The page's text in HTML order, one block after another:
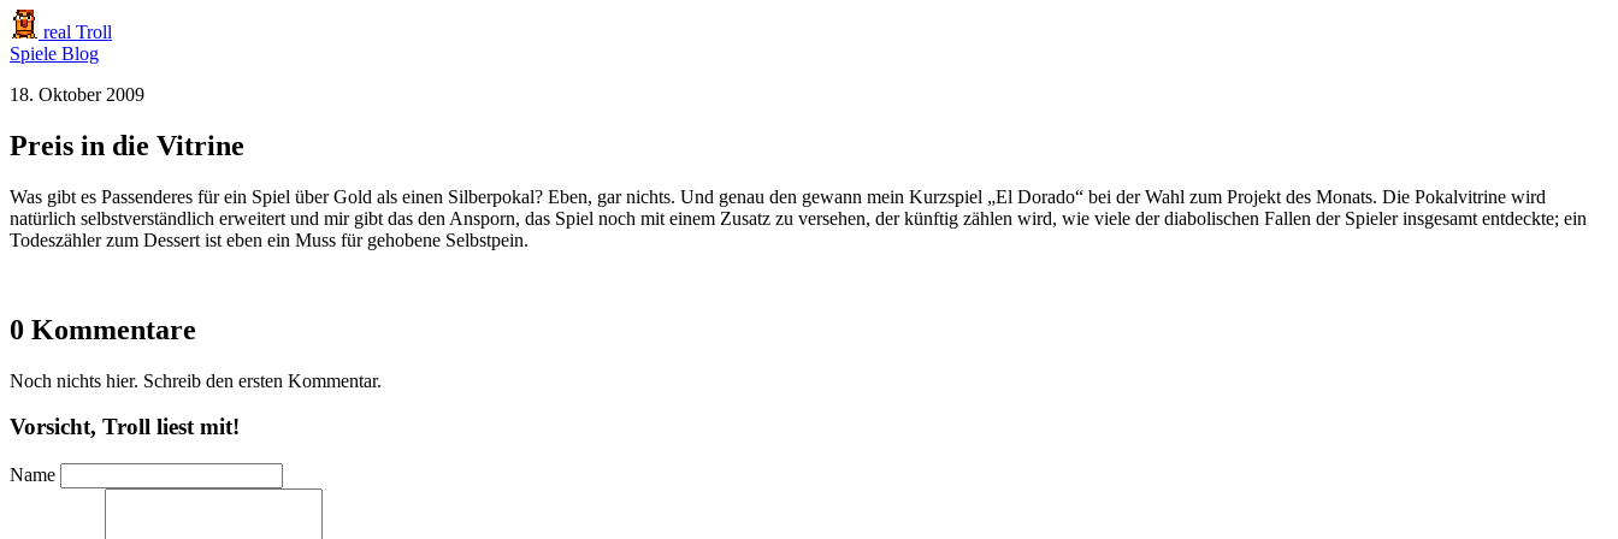
real Troll
Spiele Blog
18. Oktober 2009
Preis in die Vitrine
Was gibt es Passenderes für ein Spiel über Gold als einen Silberpokal? Eben, gar nichts. Und genau den gewann mein Kurzspiel „El Dorado“ bei der Wahl zum Projekt des Monats. Die Pokalvitrine wird
natürlich selbstverständlich erweitert und mir gibt das den Ansporn, das Spiel noch mit einem Zusatz zu versehen, der künftig zählen wird, wie viele der diabolischen Fallen der Spieler insgesamt entdeckte; ein
Todeszähler zum Dessert ist eben ein Muss für gehobene Selbstpein.
0 Kommentare
Noch nichts hier. Schreib den ersten Kommentar.
Vorsicht, Troll liest mit!
Name